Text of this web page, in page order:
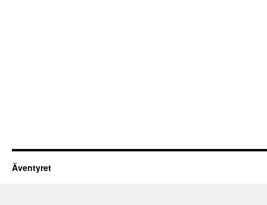
Äventyret